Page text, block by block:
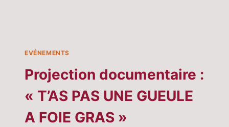
EVÉNEMENTS
Projection documentaire :
« T’AS PAS UNE GUEULE
A FOIE GRAS »